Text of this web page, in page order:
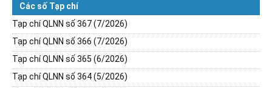
Các số Tạp chí
Tạp chí QLNN số 367 (7/2026)
Tạp chí QLNN số 366 (7/2026)
Tạp chí QLNN số 365 (6/2026)
Tạp chí QLNN số 364 (5/2026)